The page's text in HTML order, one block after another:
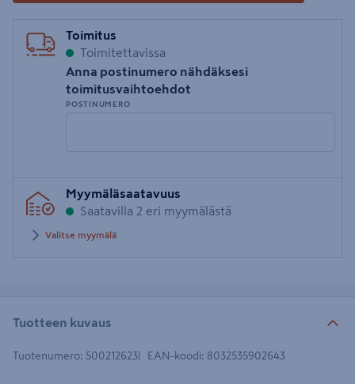
Toimitus
Toimitettavissa
Anna postinumero nähdäksesi
toimitusvaihtoehdot
POSTINUMERO
postinumero
Myymäläsaatavuus
Saatavilla 2 eri myymälästä
Valitse myymälä
Tuotteen kuvaus
Tuotenumero: 500212623 EAN-koodi: 8032535902643